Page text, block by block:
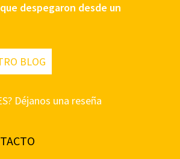
despegaron desde un
BLOG
Déjanos una reseña